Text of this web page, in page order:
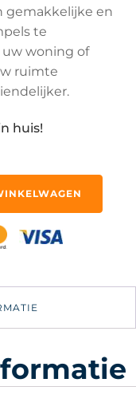
gemakkelijke en
te
uw woning of
ruimte
huis!